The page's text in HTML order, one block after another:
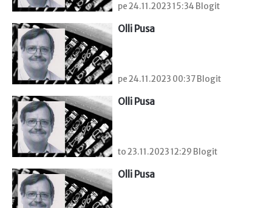
pe 24.11.2023 15:34 Blogit
Olli Pusa
pe 24.11.2023 00:37 Blogit
Olli Pusa
to 23.11.2023 12:29 Blogit
Olli Pusa